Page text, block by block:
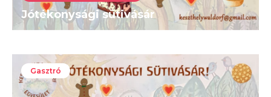
Jótékonysági sütivásár
Gasztró